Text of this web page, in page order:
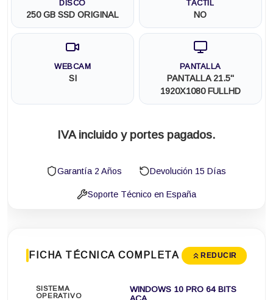
DISCO
250 GB SSD ORIGINAL
TÁCTIL
NO
WEBCAM
SI
PANTALLA
PANTALLA 21.5"
1920X1080 FULLHD
IVA incluido y portes pagados.
Garantía 2 Años Devolución 15 Días
Soporte Técnico en España
FICHA TÉCNICA COMPLETA REDUCIR
SISTEMA
OPERATIVO
WINDOWS 10 PRO 64 BITS